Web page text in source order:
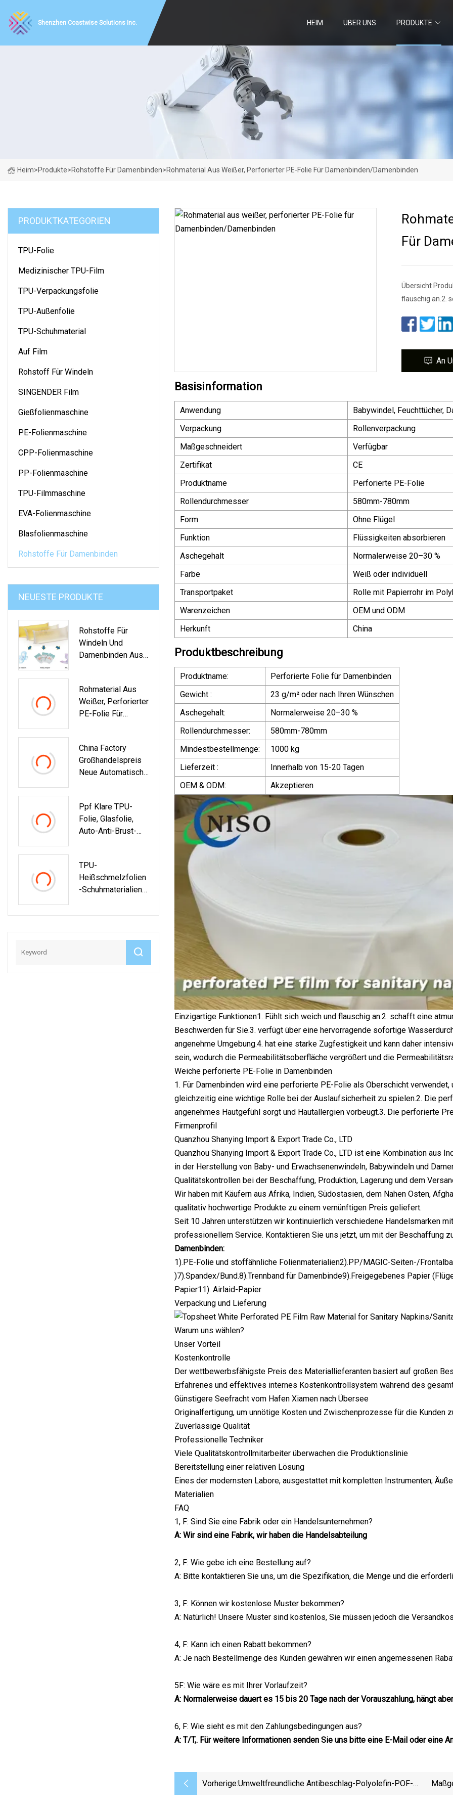
Shenzhen Coastwise Solutions Inc. HEIM ÜBER UNS PRODUKTE
Heim>Produkte>Rohstoffe Für Damenbinden>Rohmaterial Aus Weißer, Perforierter PE-Folie Für Damenbinden/Damenbinden
PRODUKTKATEGORIEN
TPU-Folie
Medizinischer TPU-Film
TPU-Verpackungsfolie
TPU-Außenfolie
TPU-Schuhmaterial
Auf Film
Rohstoff Für Windeln
SINGENDER Film
Gießfolienmaschine
PE-Folienmaschine
CPP-Folienmaschine
PP-Folienmaschine
TPU-Filmmaschine
EVA-Folienmaschine
Blasfolienmaschine
Rohstoffe Für Damenbinden
NEUESTE PRODUKTE
Rohstoffe Für
Windeln Und
Damenbinden Aus
Rohmaterial Aus
Weißer, Perforierter
PE-Folie Für
China Factory
Großhandelspreis
Neue Automatische
Papier-Stoff-
Rollenschneider-
Schlitz-Slitter-
Ppf Klare TPU-
Folie, Glasfolie,
Auto-Anti-Brust-
Hochpolyurethan
TPU-
Heißschmelzfolien
-Schuhmaterialien
Und Rückenbereich
Für
Übersicht
flauschig an.2.
An
Basisinformation
Anwendung
Babywindel, Feuchttücher,
Verpackung
Rollenverpackung
Maßgeschneidert
Verfügbar
Zertifikat
CE
Produktname
Perforierte PE-Folie
Rollendurchmesser
580mm-780mm
Form
Ohne Flügel
Funktion
Flüssigkeiten absorbieren
Aschegehalt
Normalerweise 20–30 %
Farbe
Weiß oder individuell
Transportpaket
Rolle mit Papierrohr im
Warenzeichen
OEM und ODM
Herkunft
China
Produktbeschreibung
Produktname:
Perforierte Folie für Damenbinden
Gewicht :
23 g/m² oder nach Ihren Wünschen
Aschegehalt:
Normalerweise 20–30 %
Rollendurchmesser:
580mm-780mm
Mindestbestellmenge:
1000 kg
Lieferzeit :
Innerhalb von 15-20 Tagen
OEM & ODM:
Akzeptieren
Einzigartige Funktionen1. Fühlt sich weich und flauschig an.2. schafft eine
Beschwerden für Sie.3. verfügt über eine hervorragende sofortige
angenehme Umgebung.4. hat eine starke Zugfestigkeit und kann daher
sein, wodurch die Permeabilitätsoberfläche vergrößert und die
Weiche perforierte PE-Folie in Damenbinden
1. Für Damenbinden wird eine perforierte PE-Folie als Oberschicht
gleichzeitig eine wichtige Rolle bei der Auslaufsicherheit zu spielen.2. Die
angenehmes Hautgefühl sorgt und Hautallergien vorbeugt.3. Die perforierte
Firmenprofil
Quanzhou Shanying Import & Export Trade Co., LTD
Quanzhou Shanying Import & Export Trade Co., LTD ist eine Kombination aus
in der Herstellung von Baby- und Erwachsenenwindeln, Babywindeln und
Qualitätskontrollen bei der Beschaffung, Produktion, Lagerung und dem
Wir haben mit Käufern aus Afrika, Indien, Südostasien, dem Nahen Osten,
qualitativ hochwertige Produkte zu einem vernünftigen Preis geliefert.
Seit 10 Jahren unterstützen wir kontinuierlich verschiedene Handelsmarken
professionellem Service. Kontaktieren Sie uns jetzt, um mit der Beschaffung
Damenbinden:
1).PE-Folie und stoffähnliche Folienmaterialien2).PP/MAGIC-Seiten-/
)7).Spandex/Bund.8).Trennband für Damenbinde9).Freigegebenes Papier
Papier11). Airlaid-Papier
Verpackung und Lieferung
Warum uns wählen?
Unser Vorteil
Kostenkontrolle
Der wettbewerbsfähigste Preis des Materiallieferanten basiert auf großen
Erfahrenes und effektives internes Kostenkontrollsystem während des
Günstigere Seefracht vom Hafen Xiamen nach Übersee
Originalfertigung, um unnötige Kosten und Zwischenprozesse für die Kunden
Zuverlässige Qualität
Professionelle Techniker
Viele Qualitätskontrollmitarbeiter überwachen die Produktionslinie
Bereitstellung einer relativen Lösung
Eines der modernsten Labore, ausgestattet mit kompletten Instrumenten;
Materialien
FAQ
1, F: Sind Sie eine Fabrik oder ein Handelsunternehmen?
A: Wir sind eine Fabrik, wir haben die Handelsabteilung
2, F: Wie gebe ich eine Bestellung auf?
A: Bitte kontaktieren Sie uns, um die Spezifikation, die Menge und die
3, F: Können wir kostenlose Muster bekommen?
A: Natürlich! Unsere Muster sind kostenlos, Sie müssen jedoch die
4, F: Kann ich einen Rabatt bekommen?
A: Je nach Bestellmenge des Kunden gewähren wir einen angemessenen
5F: Wie wäre es mit Ihrer Vorlaufzeit?
A: Normalerweise dauert es 15 bis 20 Tage nach der Vorauszahlung, hängt
6, F: Wie sieht es mit den Zahlungsbedingungen aus?
A: T/T,. Für weitere Informationen senden Sie uns bitte eine E-Mail oder eine
Vorherige:Umweltfreundliche Antibeschlag-Polyolefin-POF-